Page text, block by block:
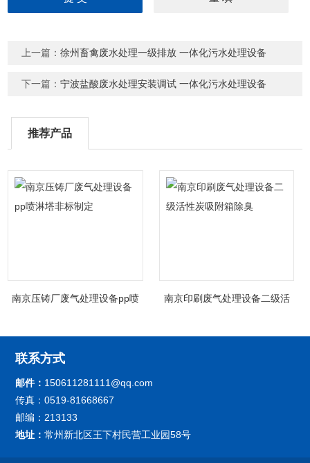
上一篇：徐州畜禽废水处理一级排放 一体化污水处理设备
下一篇：宁波盐酸废水处理安装调试 一体化污水处理设备
推荐产品
南京压铸厂废气处理设备pp喷
南京印刷废气处理设备二级活
联系方式
邮件： 150611281111@qq.com
传真：0519-81668667
邮编：213133
地址：常州新北区王下村民营工业园58号